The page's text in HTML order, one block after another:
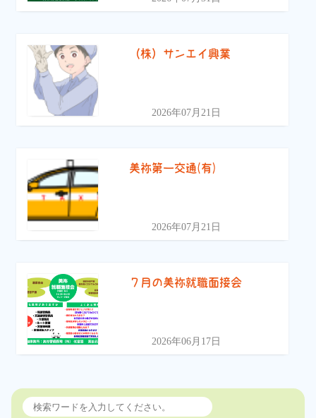
（株）サンエイ興業
2026年07月21日
美祢第一交通(有)
2026年07月21日
７月の美祢就職面接会
2026年06月17日